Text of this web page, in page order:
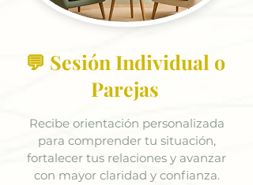
💬 Sesión Individual o
Parejas
Recibe orientación personalizada
para comprender tu situación,
fortalecer tus relaciones y avanzar
con mayor claridad y confianza.